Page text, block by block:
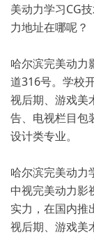
美动力学习CG
力地址在哪呢？
哈尔滨完美动力
道316号。学校
视后期、游戏美
告、电视栏目包
设计类专业。
哈尔滨完美动力
中视完美动力影
实力，在国内推
视后期、游戏美